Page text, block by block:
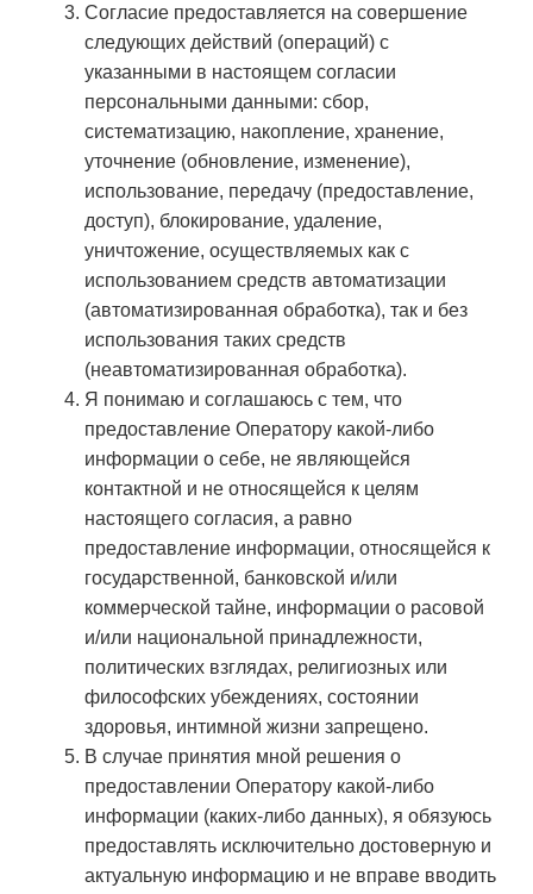
Согласие предоставляется на совершение
следующих действий (операций) с
указанными в настоящем согласии
персональными данными: сбор,
систематизацию, накопление, хранение,
уточнение (обновление, изменение),
использование, передачу (предоставление,
доступ), блокирование, удаление,
уничтожение, осуществляемых как с
использованием средств автоматизации
(автоматизированная обработка), так и без
использования таких средств
(неавтоматизированная обработка).
Я понимаю и соглашаюсь с тем, что
предоставление Оператору какой-либо
информации о себе, не являющейся
контактной и не относящейся к целям
настоящего согласия, а равно
предоставление информации, относящейся к
государственной, банковской и/или
коммерческой тайне, информации о расовой
и/или национальной принадлежности,
политических взглядах, религиозных или
философских убеждениях, состоянии
здоровья, интимной жизни запрещено.
В случае принятия мной решения о
предоставлении Оператору какой-либо
информации (каких-либо данных), я обязуюсь
предоставлять исключительно достоверную и
актуальную информацию и не вправе вводить